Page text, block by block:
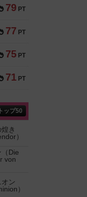
79 PT
77 PT
75 PT
71 PT
トップ50